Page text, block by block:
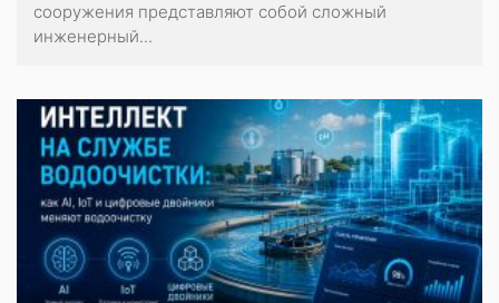
сооружения представляют собой сложный
инженерный...